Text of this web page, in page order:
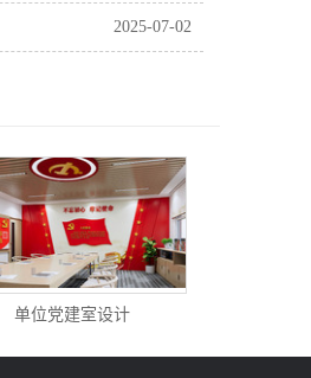
2025-07-02
单位党建室设计